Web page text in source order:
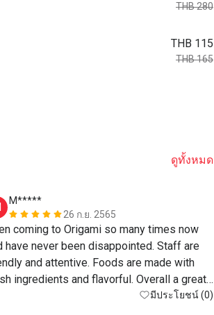
THB 280
THB 115
THB 165
ดูทั้งหมด
M*****
26 ก.ย. 2565
coming to Origami so many times now
have never been disappointed. Staff are
and attentive. Foods are made with
ingredients and flavorful. Overall a great
to sit back and relax. Thank you :)มีประโยชน์ (0)